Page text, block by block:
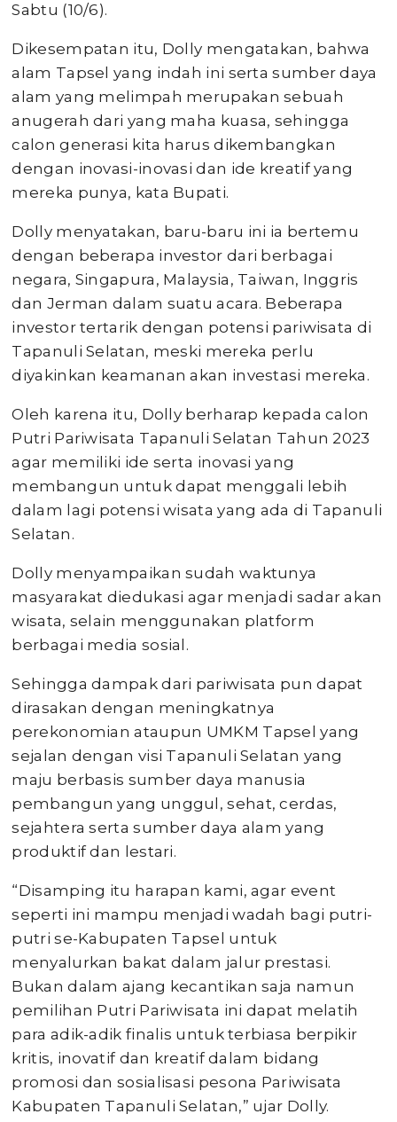
Sabtu (10/6).
Dikesempatan itu, Dolly mengatakan, bahwa
alam Tapsel yang indah ini serta sumber daya
alam yang melimpah merupakan sebuah
anugerah dari yang maha kuasa, sehingga
calon generasi kita harus dikembangkan
dengan inovasi-inovasi dan ide kreatif yang
mereka punya, kata Bupati.
Dolly menyatakan, baru-baru ini ia bertemu
dengan beberapa investor dari berbagai
negara, Singapura, Malaysia, Taiwan, Inggris
dan Jerman dalam suatu acara. Beberapa
investor tertarik dengan potensi pariwisata di
Tapanuli Selatan, meski mereka perlu
diyakinkan keamanan akan investasi mereka.
Oleh karena itu, Dolly berharap kepada calon
Putri Pariwisata Tapanuli Selatan Tahun 2023
agar memiliki ide serta inovasi yang
membangun untuk dapat menggali lebih
dalam lagi potensi wisata yang ada di Tapanuli
Selatan.
Dolly menyampaikan sudah waktunya
masyarakat diedukasi agar menjadi sadar akan
wisata, selain menggunakan platform
berbagai media sosial.
Sehingga dampak dari pariwisata pun dapat
dirasakan dengan meningkatnya
perekonomian ataupun UMKM Tapsel yang
sejalan dengan visi Tapanuli Selatan yang
maju berbasis sumber daya manusia
pembangun yang unggul, sehat, cerdas,
sejahtera serta sumber daya alam yang
produktif dan lestari.
“Disamping itu harapan kami, agar event
seperti ini mampu menjadi wadah bagi putri-
putri se-Kabupaten Tapsel untuk
menyalurkan bakat dalam jalur prestasi.
Bukan dalam ajang kecantikan saja namun
pemilihan Putri Pariwisata ini dapat melatih
para adik-adik finalis untuk terbiasa berpikir
kritis, inovatif dan kreatif dalam bidang
promosi dan sosialisasi pesona Pariwisata
Kabupaten Tapanuli Selatan,” ujar Dolly.